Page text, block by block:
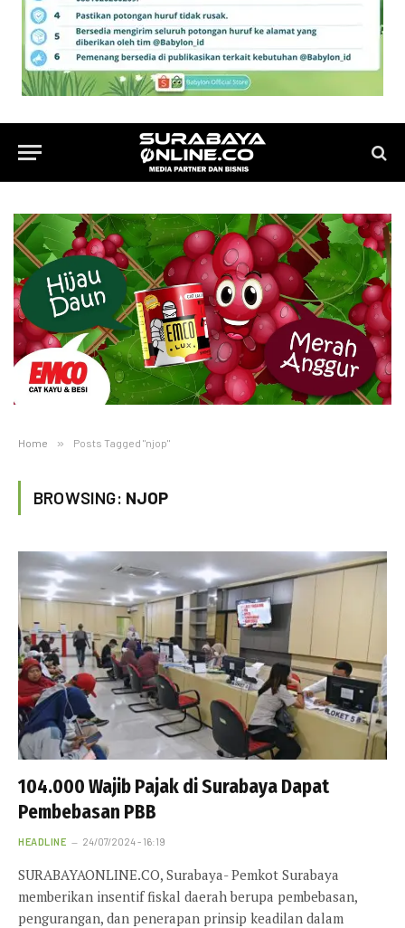
Home » Posts Tagged "njop"
BROWSING: NJOP
104.000 Wajib Pajak di Surabaya Dapat
Pembebasan PBB
HEADLINE 24/07/2024 - 16:19
SURABAYAONLINE.CO, Surabaya- Pemkot Surabaya
memberikan insentif fiskal daerah berupa pembebasan,
pengurangan, dan penerapan prinsip keadilan dalam